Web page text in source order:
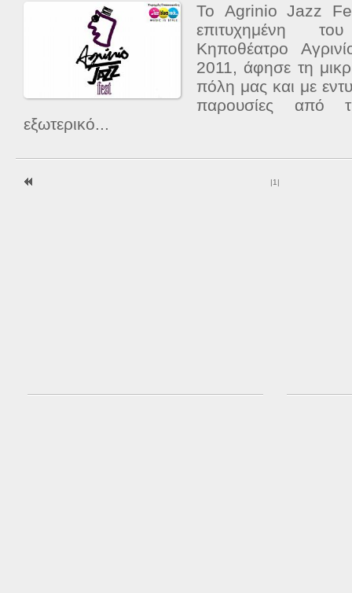
Το Agrinio Jazz
επιτυχημένη
Κηποθέατρο
2011, άφησε τη
πόλη μας και με
παρουσίες από
εξωτερικό...
|1 |